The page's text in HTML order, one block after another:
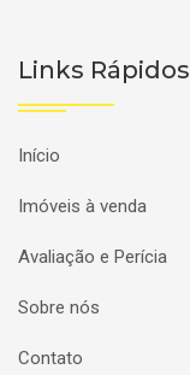
Links Rápidos
Início
Imóveis à venda
Avaliação e Perícia
Sobre nós
Contato